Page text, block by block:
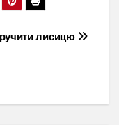
лисицю